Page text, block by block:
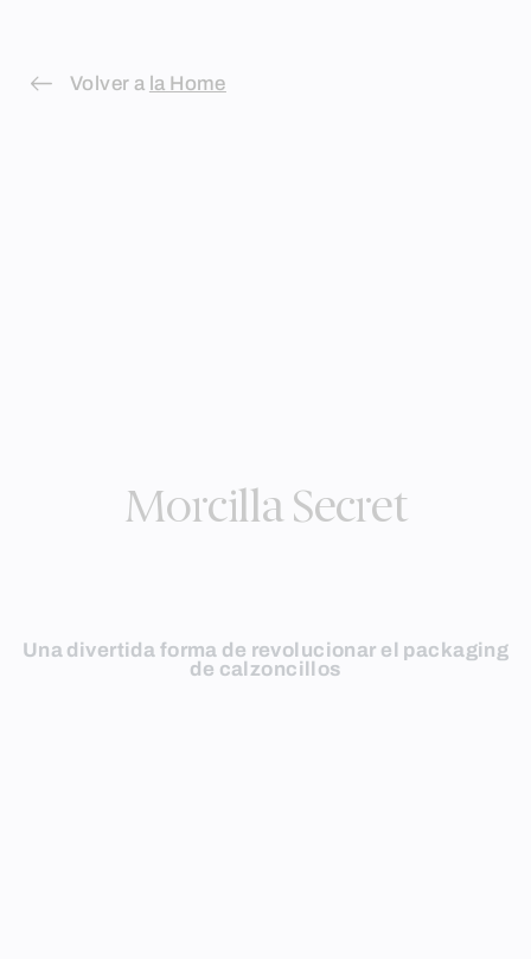
contentVolver a la Home
Morcilla Secret
Una divertida forma de revolucionar el packaging
de calzoncillos